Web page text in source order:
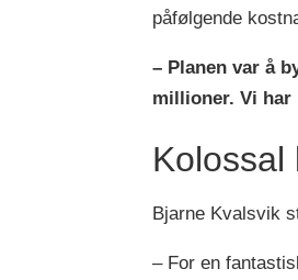
påfølgende
– Planen var å
millioner. Vi har
Kolossal
Bjarne Kvalsvik
– For en